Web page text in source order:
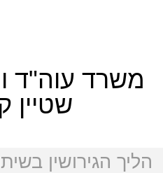
משרד עוה"ד
שטיין
הליך הגירושין